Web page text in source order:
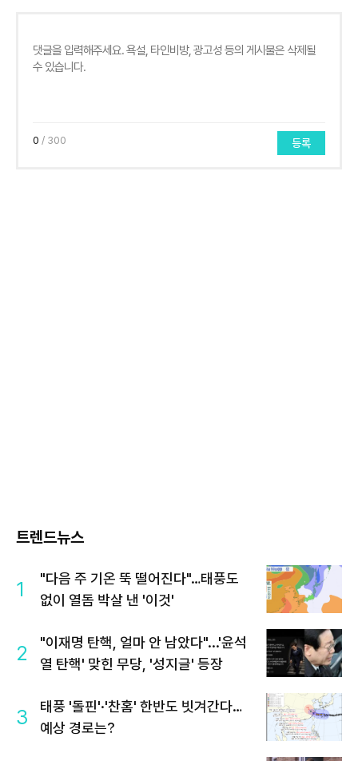
0 / 300 등록
트렌드뉴스
1
"다음 주 기온 뚝 떨어진다"…태풍도
없이 열돔 박살 낸 '이것'
2
"이재명 탄핵, 얼마 안 남았다"...'윤석
열 탄핵' 맞힌 무당, '성지글' 등장
3
태풍 '돌핀'·'찬홈' 한반도 빗겨간다…
예상 경로는?